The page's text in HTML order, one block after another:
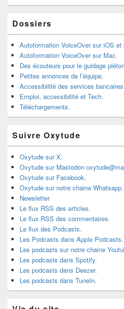
Dossiers
Autoformation VoiceOver sur iOS et
Autoformation VoiceOver sur Mac.
Des écouteurs pour le guidage
Petites annonces de l’équipe.
Accessibilité des services
Emploi, accessibilité et Tech.
Téléchargements.
Suivre Oxytude
Oxytude sur X.
Oxytude sur Mastodon
Oxytude sur Facebook.
Oxytude sur notre chaine Whatsapp.
Newsletter.
Le flux RSS des articles.
Le flux RSS des commentaires.
Le flux des Podcasts.
Les Podcasts dans Apple Podcasts.
Les podcasts sur notre chaine
Les podcasts dans Spotify.
Les podcasts dans Deezer.
Les podcasts dans TuneIn.